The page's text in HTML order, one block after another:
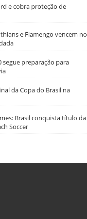
e cobra proteção de
e Flamengo vencem no
segue preparação para
da Copa do Brasil na
Brasil conquista título da
Soccer